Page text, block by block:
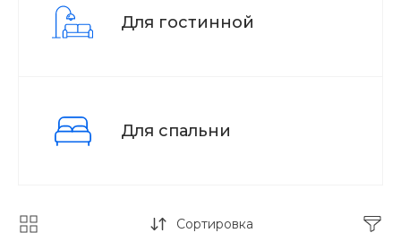
Для гостинной
Для спальни
Сортировка